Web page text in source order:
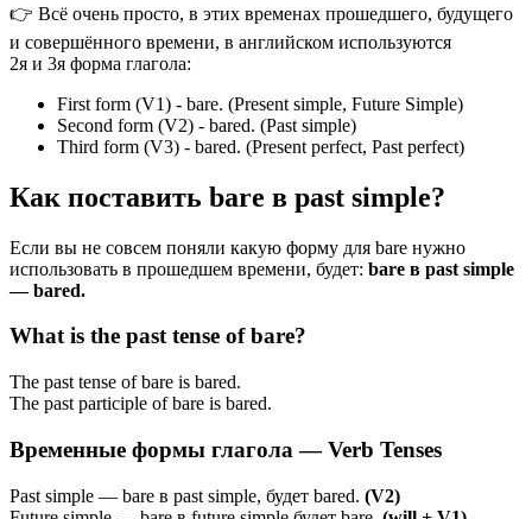
👉 Всё очень просто, в этих временах прошедшего, будущего
и совершённого времени, в английском используются
2я и 3я форма глагола:
First form (V1) - bare. (Present simple, Future Simple)
Second form (V2) - bared. (Past simple)
Third form (V3) - bared. (Present perfect, Past perfect)
Как поставить bare в past simple?
Если вы не совсем поняли какую форму для bare нужно
использовать в прошедшем времени, будет: bare в past simple
— bared.
What is the past tense of bare?
The past tense of bare is bared.
The past participle of bare is bared.
Временные формы глагола — Verb Tenses
Past simple — bare в past simple, будет bared. (V2)